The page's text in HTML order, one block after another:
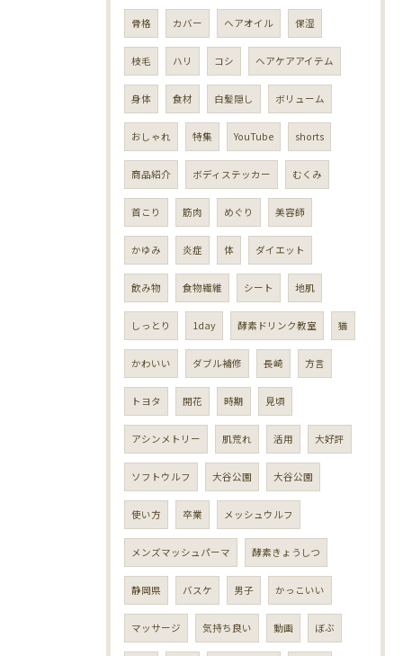
骨格 カバー ヘアオイル 保湿
枝毛 ハリ コシ ヘアケアアイテム
身体 食材 白髪隠し ボリューム
おしゃれ 特集 YouTube shorts
商品紹介 ボディステッカー むくみ
首こり 筋肉 めぐり 美容師
かゆみ 炎症 体 ダイエット
飲み物 食物繊維 シート 地肌
しっとり 1day 酵素ドリンク教室 猫
かわいい ダブル補修 長崎 方言
トヨタ 開花 時期 見頃
アシンメトリー 肌荒れ 活用 大好評
ソフトウルフ 大谷公園 大谷公園
使い方 卒業 メッシュウルフ
メンズマッシュパーマ 酵素きょうしつ
静岡県 バスケ 男子 かっこいい
マッサージ 気持ち良い 動画 ぼぶ